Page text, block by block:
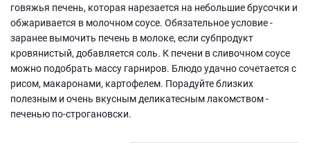
говяжья печень, которая нарезается на небольшие брусочки и
обжаривается в молочном соусе. Обязательное условие -
заранее вымочить печень в молоке, если субпродукт
кровянистый, добавляется соль. К печени в сливочном соусе
можно подобрать массу гарниров. Блюдо удачно сочетается с
рисом, макаронами, картофелем. Порадуйте близких
полезным и очень вкусным деликатесным лакомством -
печенью по-строгановски.